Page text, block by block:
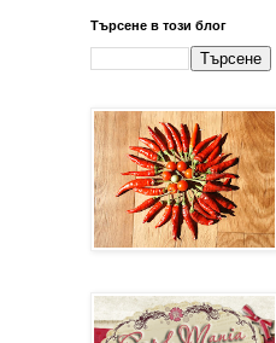
Търсене в този блог